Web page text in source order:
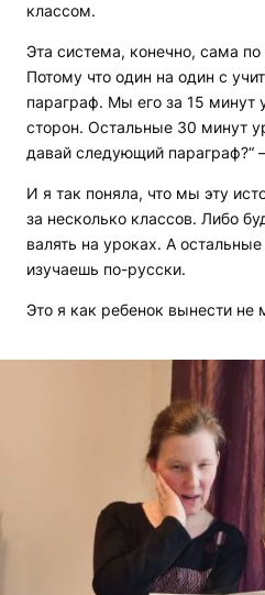
классом.
Эта система, конечно, сама
Потому что один на один с
параграф. Мы его за 15 минут
сторон. Остальные 30 минут
давай следующий параграф?“
И я так поняла, что мы эту
за несколько классов. Либо
валять на уроках. А
изучаешь по-русски.
Это я как ребенок вынести не